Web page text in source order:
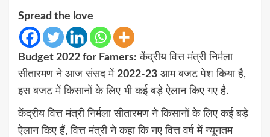
Spread the love
Budget 2022 for Famers: केंद्रीय वित्त मंत्री निर्मला
सीतारमण ने आज संसद में 2022-23 आम बजट पेश किया है,
इस बजट में किसानों के लिए भी कई बड़े ऐलान किए गए है.
केंद्रीय वित्त मंत्री निर्मला सीतारमण ने किसानों के लिए कई बड़े
ऐलान किए हैं, वित्त मंत्री ने कहा कि नए वित्त वर्ष में न्यूनतम